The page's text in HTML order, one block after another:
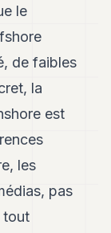
le
de faibles
la
est
les
pas
tout